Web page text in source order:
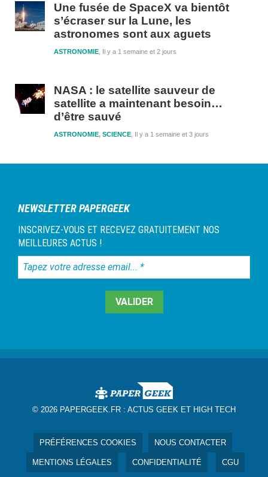
Une fusée de SpaceX va bientôt
s’écraser sur la Lune, les
astronomes sont aux aguets
Il y a 1 semaine et 2 jours
ASTRONOMIE
NASA : le satellite sauveur de
satellite a maintenant besoin…
d’être sauvé
Il y a 1 semaine et 3 jours
ASTRONOMIE, SCIENCE
NEWSLETTER PAPERGEEK
INSCRIVEZ-VOUS ET RECEVEZ GRATUITEMENT NOS
MEILLEURES ACTUS !
Tapez
votre
© 2026 PAPERGEEK.FR : ACTUS GEEK ET HIGH TECH
PRÉFÉRENCES COOKIES NOUS CONTACTER
MENTIONS LÉGALES CONFIDENTIALITÉ CGU